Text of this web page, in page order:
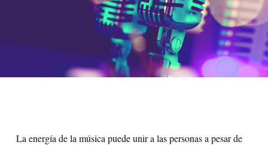
La energía de la música puede unir a las personas a pesar de